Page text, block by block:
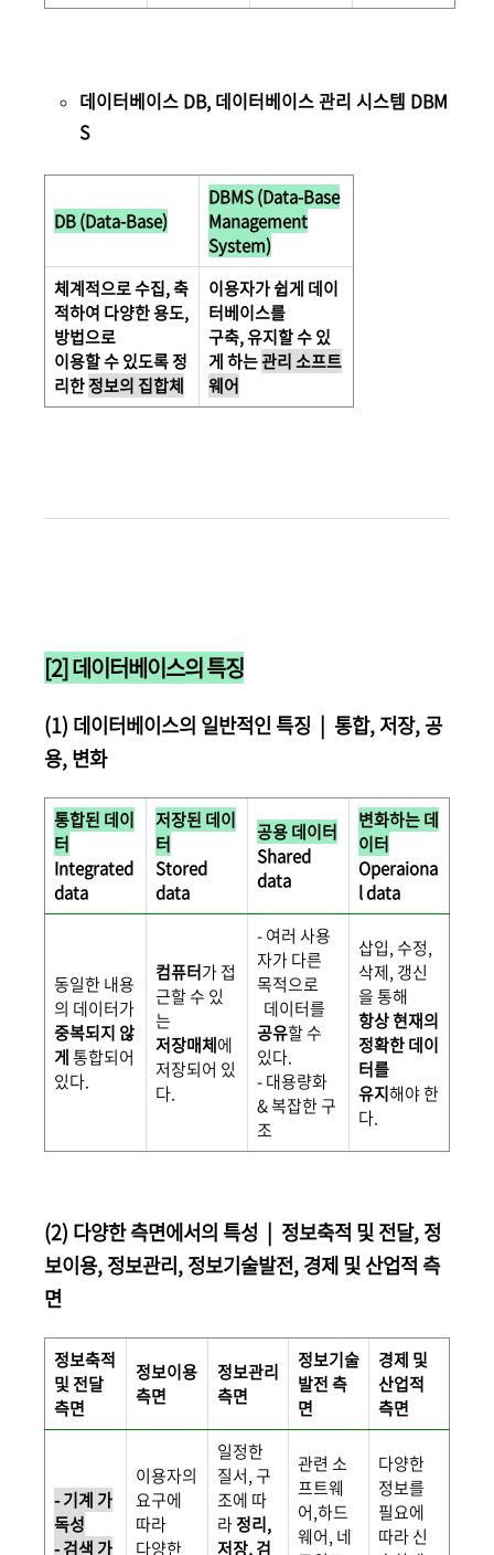
데이터베이스 DB, 데이터베이스 관리 시스템 DBM
S
DB (Data-Base)
DBMS (Data-Base
Management
System)
체계적으로 수집, 축
적하여 다양한 용도,
방법으로
이용할 수 있도록 정
리한정보의 집합체
이용자가 쉽게 데이
터베이스를
구축, 유지할 수 있
게 하는관리 소프트
웨어
[2] 데이터베이스의 특징
(1) 데이터베이스의 일반적인 특징 | 통합, 저장, 공
용, 변화
통합된 데이
터
Integrated
data
저장된 데이
터
Stored
data
공용 데이터
Shared
data
변화하는 데
이터
Operaiona
l data
동일한 내용
의 데이터가
중복되지 않
게통합되어
있다.
컴퓨터가 접
근할 수 있
는
저장매체에
저장되어 있
다.
- 여러 사용
자가 다른
목적으로
데이터를
공유할 수
있다.
- 대용량화
& 복잡한 구
조
삽입, 수정,
삭제, 갱신
을 통해
항상 현재의
정확한 데이
터를
유지해야 한
다.
(2) 다양한 측면에서의 특성 | 정보축적 및 전달, 정
보이용, 정보관리, 정보기술발전, 경제 및 산업적 측
면
정보축적
및 전달
측면
정보이용
측면
정보관리
측면
정보기술
발전 측
면
경제 및
산업적
측면
- 기계 가
독성
- 검색 가
이용자의
요구에
따라
다양한
일정한
질서, 구
조에 따
라정리,
저장, 검
관련 소
프트웨
어,하드
웨어, 네
다양한
정보를
필요에
따라 신